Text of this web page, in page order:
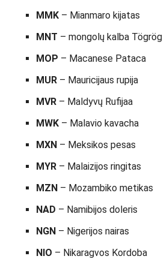
MMK – Mianmaro kijatas
MNT – mongolų kalba Tögrög
MOP – Macanese Pataca
MUR – Mauricijaus rupija
MVR – Maldyvų Rufijaa
MWK – Malavio kavacha
MXN – Meksikos pesas
MYR – Malaizijos ringitas
MZN – Mozambiko metikas
NAD – Namibijos doleris
NGN – Nigerijos nairas
NIO – Nikaragvos Kordoba